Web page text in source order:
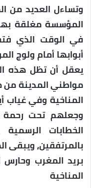
وتساءل العديد من
المؤسسة مغلقة
في الوقت الذي
أبوابها أمام ولوج
يعقل أن تظل هذه
مواطني المدينة
المناخية وفي غياب
وجعلهم تحت رحمة
الخطابات الرسمية
بالمرتفقين، ويبقى
بريد المغرب
المناخية